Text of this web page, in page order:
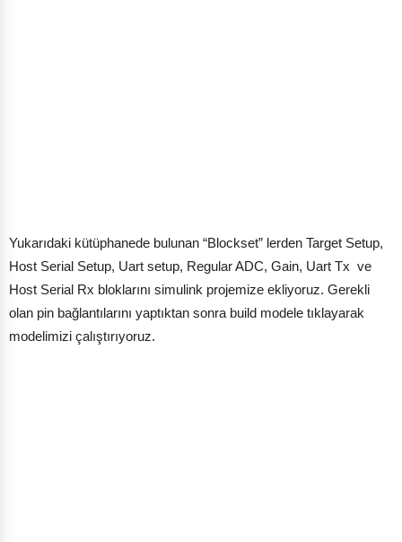
Yukarıdaki kütüphanede bulunan “Blockset” lerden Target Setup,
Host Serial Setup, Uart setup, Regular ADC, Gain, Uart Tx ve
Host Serial Rx bloklarını simulink projemize ekliyoruz. Gerekli
olan pin bağlantılarını yaptıktan sonra build modele tıklayarak
modelimizi çalıştırıyoruz.